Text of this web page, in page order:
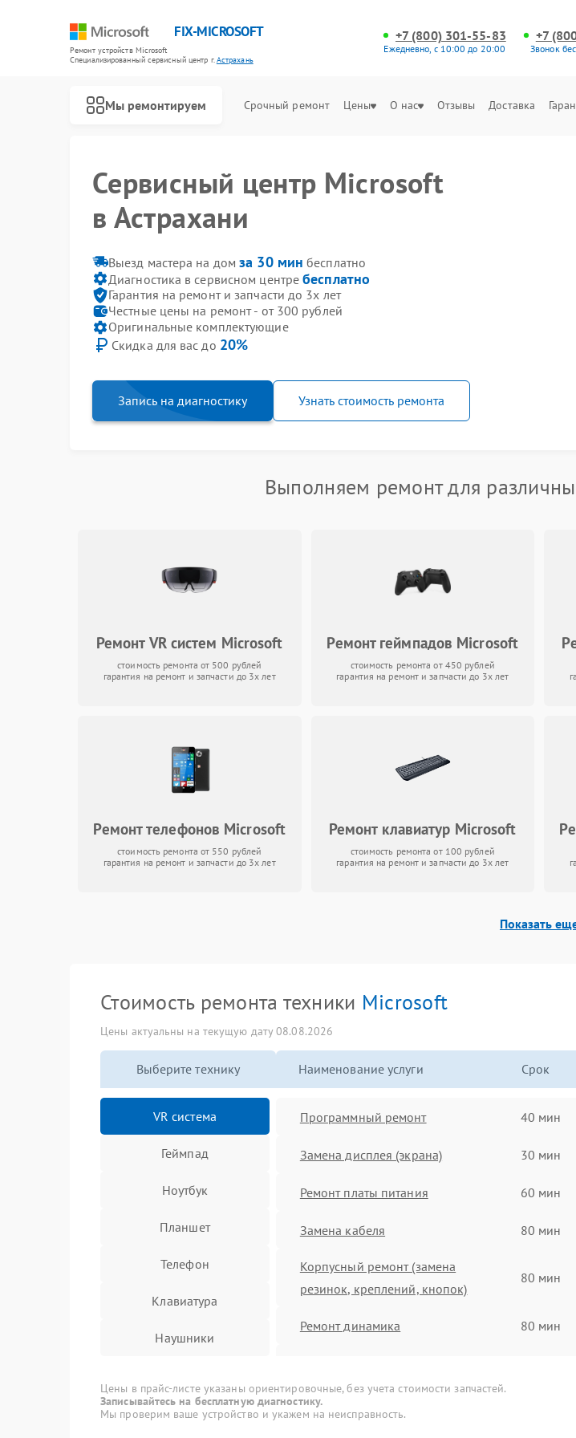
FIX-MICROSOFT
Ремонт устройств Microsoft
Специализированный cервисный центр г.Астрахань
+7 (800) 301-55-83
Ежедневно, с 10:00 до 20:00
+7
Звонок
Мы ремонтируем Срочный ремонт Цены О нас Отзывы Доставка
Сервисный центр Microsoft
в Астрахани
Выезд мастера на домза 30 мин бесплатно
Диагностика в сервисном центребесплатно
Гарантия на ремонт и запчасти до 3х лет
Честные цены на ремонт - от 300 рублей
Оригинальные комплектующие
Скидка для вас до 20%
Запись на диагностику Узнать стоимость ремонта
Выполняем ремонт для
Ремонт VR систем Microsoft
стоимость ремонта от 500 рублей
гарантия на ремонт и запчасти до 3х лет
Ремонт геймпадов Microsoft
стоимость ремонта от 450 рублей
гарантия на ремонт и запчасти до 3х лет
Ремонт телефонов Microsoft
стоимость ремонта от 550 рублей
гарантия на ремонт и запчасти до 3х лет
Ремонт клавиатур Microsoft
стоимость ремонта от 100 рублей
гарантия на ремонт и запчасти до 3х лет
Показать
Стоимость ремонта техники Microsoft
Цены актуальны на текущую дату 08.08.2026
Выберите технику
VR система
Геймпад
Ноутбук
Планшет
Телефон
Клавиатура
Наушники
Наименование услуги Срок
Программный ремонт 40 мин
Замена дисплея (экрана) 30 мин
Ремонт платы питания 60 мин
Замена кабеля 80 мин
Корпусный ремонт (замена
резинок, креплений, кнопок)
80 мин
Ремонт динамика 80 мин
Ремонт гироскопа
Цены в прайс-листе указаны ориентировочные, без учета стоимости запчастей.
Записывайтесь на бесплатную диагностику.
Мы проверим ваше устройство и укажем на неисправность.